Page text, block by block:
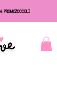
PROMOZOCCOLI